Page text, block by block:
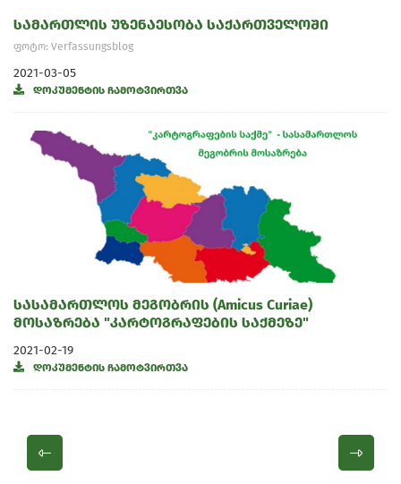
სამართლის უზენაესობა საქართველოში
ფოტო: Verfassungsblog
2021-03-05
დოკუმენტის ჩამოტვირთვა
სასამართლოს მეგობრის (Amicus Curiae)
მოსაზრება "კარტოგრაფების საქმეზე"
2021-02-19
დოკუმენტის ჩამოტვირთვა